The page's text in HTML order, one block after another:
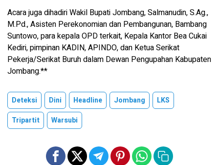
Acara juga dihadiri Wakil Bupati Jombang, Salmanudin, S.Ag.,
M.Pd., Asisten Perekonomian dan Pembangunan, Bambang
Suntowo, para kepala OPD terkait, Kepala Kantor Bea Cukai
Kediri, pimpinan KADIN, APINDO, dan Ketua Serikat
Pekerja/Serikat Buruh dalam Dewan Pengupahan Kabupaten
Jombang.**
Deteksi Dini Headline Jombang
LKS
Tripartit
Warsubi